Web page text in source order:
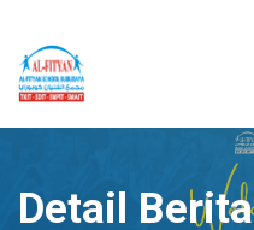
Detail Berita